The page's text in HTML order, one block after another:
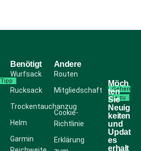
Tipp
Benötigt
Wurfsack
Rucksack
Trockentauchanzug
Helm
Garmin
Andere
Routen
Mitgliedschaft
Gehen
Sie zu
Cookie-
Richtlinie
Erklärung
Möch
ten
Sie
Neuig
keiten
und
Updat
es
erhalt